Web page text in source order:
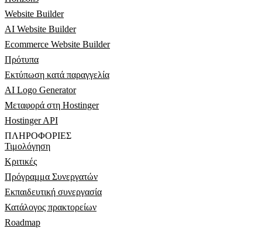
Website Builder
AI Website Builder
Ecommerce Website Builder
Πρότυπα
Εκτύπωση κατά παραγγελία
AI Logo Generator
Μεταφορά στη Hostinger
Hostinger API
ΠΛΗΡΟΦΟΡΊΕΣ
Τιμολόγηση
Κριτικές
Πρόγραμμα Συνεργατών
Εκπαιδευτική συνεργασία
Κατάλογος πρακτορείων
Roadmap